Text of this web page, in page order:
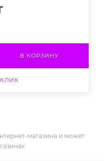
В КОРЗИНУ
магазина и может